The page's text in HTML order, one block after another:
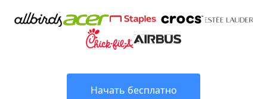
Начать бесплатно